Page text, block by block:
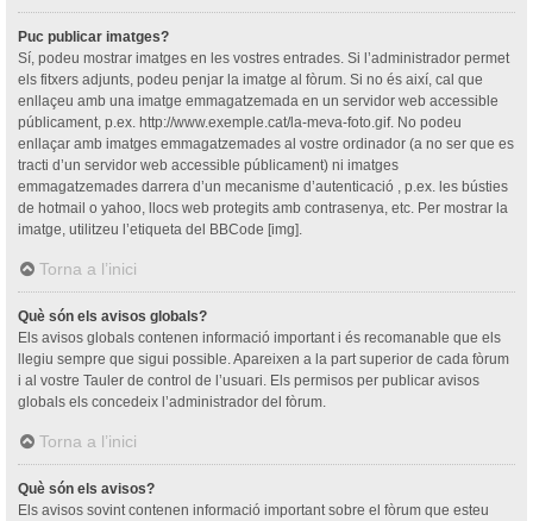
Puc publicar imatges?
Sí, podeu mostrar imatges en les vostres entrades. Si l’administrador permet
els fitxers adjunts, podeu penjar la imatge al fòrum. Si no és així, cal que
enllaçeu amb una imatge emmagatzemada en un servidor web accessible
públicament, p.ex. http://www.exemple.cat/la-meva-foto.gif. No podeu
enllaçar amb imatges emmagatzemades al vostre ordinador (a no ser que es
tracti d’un servidor web accessible públicament) ni imatges
emmagatzemades darrera d’un mecanisme d’autenticació , p.ex. les bústies
de hotmail o yahoo, llocs web protegits amb contrasenya, etc. Per mostrar la
imatge, utilitzeu l’etiqueta del BBCode [img].
Torna a l’inici
Què són els avisos globals?
Els avisos globals contenen informació important i és recomanable que els
llegiu sempre que sigui possible. Apareixen a la part superior de cada fòrum
i al vostre Tauler de control de l’usuari. Els permisos per publicar avisos
globals els concedeix l’administrador del fòrum.
Torna a l’inici
Què són els avisos?
Els avisos sovint contenen informació important sobre el fòrum que esteu